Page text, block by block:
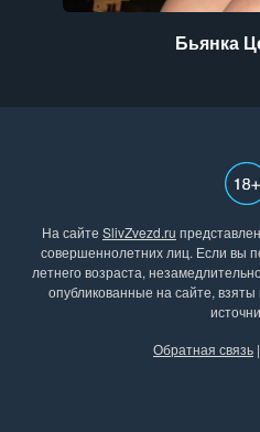
Бьянка
На сайте SlivZvezd.ru
совершеннолетних лиц. Если вы
летнего возраста,
опубликованные на сайте,
Обратная связь |